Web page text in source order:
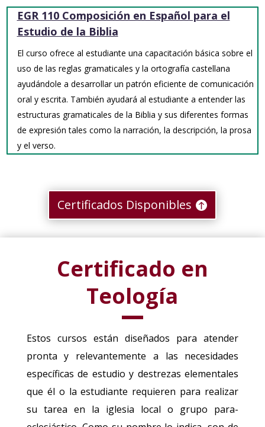
EGR 110 Composición en Español para el
Estudio de la Biblia
El curso ofrece al estudiante una capacitación básica sobre el
uso de las reglas gramaticales y la ortografía castellana
ayudándole a desarrollar un patrón eficiente de comunicación
oral y escrita. También ayudará al estudiante a entender las
estructuras gramaticales de la Biblia y sus diferentes formas
de expresión tales como la narración, la descripción, la prosa
y el verso.
Certificados Disponibles
Certificado en
Teología
Estos cursos están diseñados para atender
pronta y relevantemente a las necesidades
específicas de estudio y destrezas elementales
que él o la estudiante requieren para realizar
su tarea en la iglesia local o grupo para-